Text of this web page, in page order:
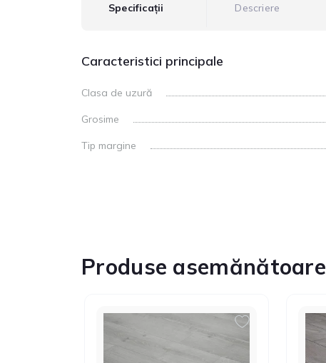
Specificații Descriere
Caracteristici principale
Clasa de uzură
Grosime
Tip margine
Produse asemănătoare